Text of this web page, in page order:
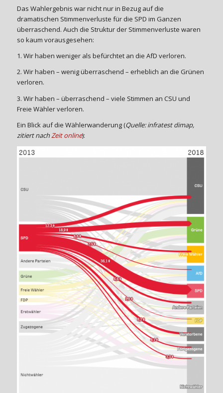
Das Wahlergebnis war nicht nur in Bezug auf die
dramatischen Stimmenverluste für die SPD im Ganzen
überraschend. Auch die Struktur der Stimmenverluste waren
so kaum vorausgesehen:
1. Wir haben weniger als befürchtet an die AfD verloren.
2. Wir haben – wenig überraschend – erheblich an die Grünen
verloren.
3. Wir haben – überraschend – viele Stimmen an CSU und
Freie Wähler verloren.
Ein Blick auf die Wählerwanderung (Quelle: infratest dimap,
zitiert nachZeit online):